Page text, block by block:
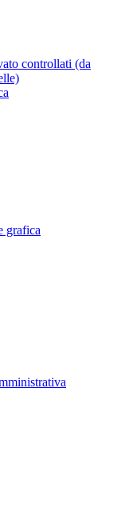
controllati (da
grafica